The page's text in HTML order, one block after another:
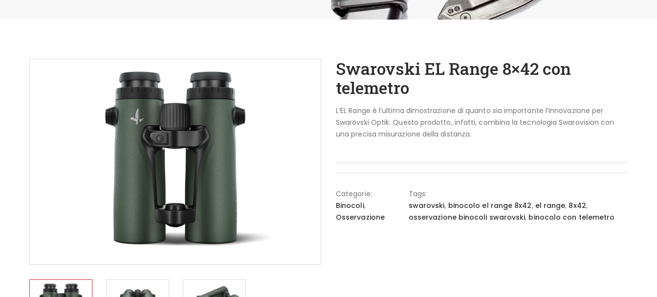
Swarovski EL Range 8×42 con
telemetro
L’EL Range è l’ultima dimostrazione di quanto sia importante l’innovazione per
Swarovski Optik. Questo prodotto, infatti, combina la tecnologia Swarovision con
una precisa misurazione della distanza.
Categorie:
Binocoli,
Osservazione
Tags:
swarovski, binocolo el range 8x42, el range, 8x42,
osservazione binocoli swarovski, binocolo con telemetro